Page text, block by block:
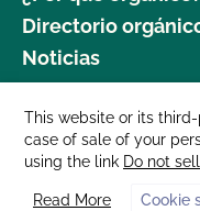
Directorio
Noticias
Donar
Carreras
Sala de prensa
This website or its
case of sale of your
using the link Do not
Read More Cookie